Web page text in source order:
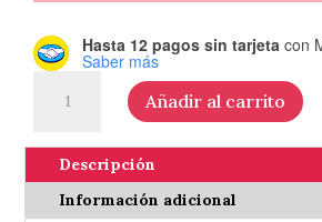
Hasta 12 pagos sin tarjeta con
Saber más
de
Añadir al carrito
Descripción
Información adicional